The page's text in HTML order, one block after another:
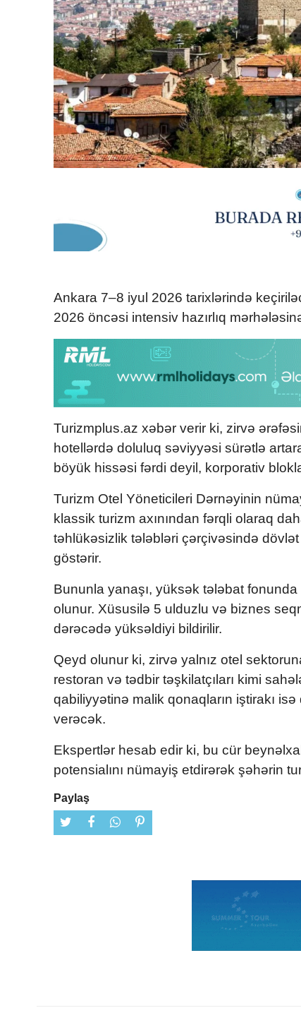
Ankara 7–8 iyul 2026 tarixlərində
2026 öncəsi intensiv hazırlıq
Turizmplus.az xəbər verir ki, zirvə
hotellərdə doluluq səviyyəsi sürətlə
böyük hissəsi fərdi deyil, korporativ
Turizm Otel Yöneticileri Dərnəyinin
klassik turizm axınından fərqli olaraq
təhlükəsizlik tələbləri çərçivəsində
göstərir.
Bununla yanaşı, yüksək tələbat
olunur. Xüsusilə 5 ulduzlu və biznes
dərəcədə yüksəldiyi bildirilir.
Qeyd olunur ki, zirvə yalnız otel
restoran və tədbir təşkilatçıları kimi
qabiliyyətinə malik qonaqların iştirakı
verəcək.
Ekspertlər hesab edir ki, bu cür
potensialını nümayiş etdirərək şəhərin
Paylaş